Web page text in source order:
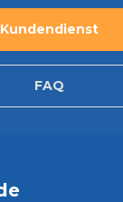
Kundendienst
FAQ